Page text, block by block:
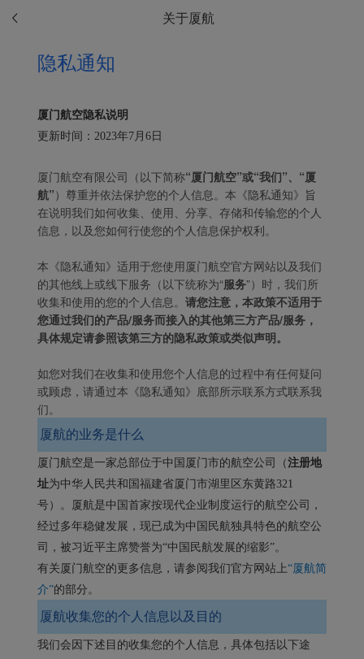
关于厦航
隐私通知
厦门航空隐私说明
更新时间：2023年7月6日
厦门航空有限公司（以下简称“厦门航空”或“我们”、“厦
航”）尊重并依法保护您的个人信息。本《隐私通知》旨
在说明我们如何收集、使用、分享、存储和传输您的个人
信息，以及您如何行使您的个人信息保护权利。
本《隐私通知》适用于您使用厦门航空官方网站以及我们
的其他线上或线下服务（以下统称为“服务”）时，我们所
收集和使用的您的个人信息。 请您注意，本政策不适用于
您通过我们的产品/服务而接入的其他第三方产品/服务，
具体规定请参照该第三方的隐私政策或类似声明。
如您对我们在收集和使用您个人信息的过程中有任何疑问
或顾虑，请通过本《隐私通知》底部所示联系方式联系我
们。
厦航的业务是什么
厦门航空是一家总部位于中国厦门市的航空公司（注册地
址为中华人民共和国福建省厦门市湖里区东黄路321
号）。厦航是中国首家按现代企业制度运行的航空公司，
经过多年稳健发展，现已成为中国民航独具特色的航空公
司，被习近平主席赞誉为“中国民航发展的缩影”。
有关厦门航空的更多信息，请参阅我们官方网站上“厦航简
介”的部分。
厦航收集您的个人信息以及目的
我们会因下述目的收集您的个人信息，具体包括以下途